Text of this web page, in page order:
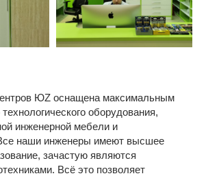
ЮZ оснащена максимальным
оборудования,
инженерной мебели и
наши инженеры имеют высшее
зачастую являются
Всё это позволяет
ФИЛИАЛЫ
ОБЩЕЕ
Текстильщики
Братеево
Контакты